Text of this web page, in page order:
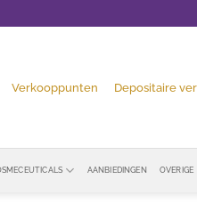
Verkooppunten Depositaire
AANBIEDINGEN OVERIGE